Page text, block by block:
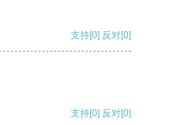
支持[0] 反对[0]
支持[0] 反对[0]